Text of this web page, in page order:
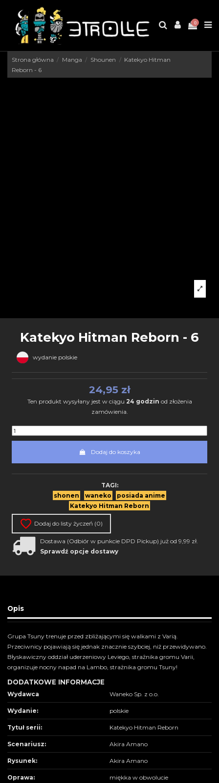
0
Strona główna Manga Shounen
Katekyo Hitman
Reborn - 6
Katekyo Hitman Reborn - 6
wydanie polskie
24,95 zł
Ten produkt wysyłany jest w ciągu 24 godzin od złożenia
zamówienia.
Dodaj do koszyka
TAGI:
shonen
waneko
posiada anime
Katekyo Hitman Reborn
Dodaj do listy życzeń (0)
Dostawa (Odbiór w punkcie DPD Pickup) już od 9,99 zł.
Sprawdź opcje dostawy
Opis
Grupa Tsuny trenuje przed zbliżającymi się walkami z Varią.
Przeciwnicy pojawiają się jednak znacznie szybciej, niż przewidywano.
Błyskawiczny oddział uderzeniowy Leviego, strażnika gromu Varii,
organizuje nocny napad na Lambo, strażnika gromu Tsuny!
DODATKOWE INFORMACJE
Wydawca Waneko Sp. z o.o.
Wydanie: polskie
Tytuł serii: Katekyo Hitman Reborn
Scenariusz: Akira Amano
Rysunek: Akira Amano
Oprawa: miękka w obwolucie